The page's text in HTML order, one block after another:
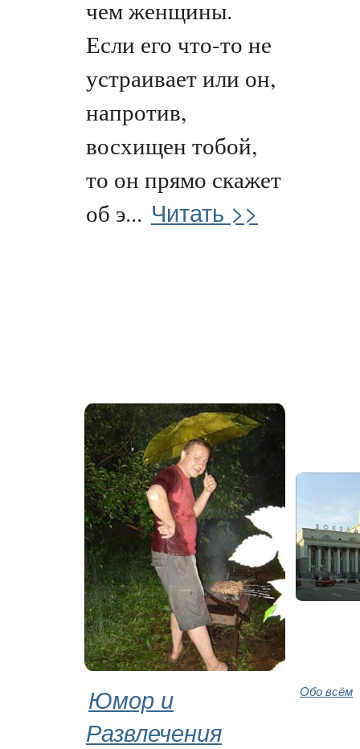
чем женщины.
Если его что-то не
устраивает или он,
напротив,
восхищен тобой,
то он прямо скажет
об э... Читать >>
Юмор и
Развлечения
Обо всём